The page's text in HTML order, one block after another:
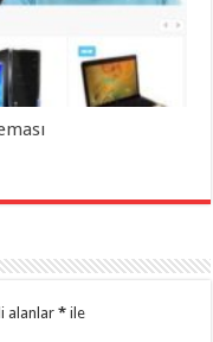
alanlar* ile